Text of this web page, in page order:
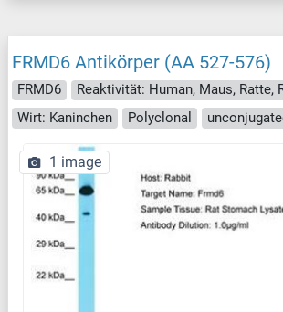
FRMD6 Antikörper (AA 527-576)
FRMD6
Wirt: Kaninchen
Polyclonal
1 image